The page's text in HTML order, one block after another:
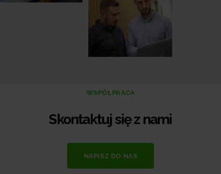
WSPÓŁPRACA
Skontaktuj się z nami
NAPISZ DO NAS